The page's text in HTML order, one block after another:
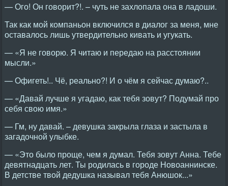
— Ого! Он говорит?!. – чуть не захлопала она в ладоши.
Так как мой компаньон включился в диалог за меня, мне
оставалось лишь утвердительно кивать и угукать.
— «Я не говорю. Я читаю и передаю на расстоянии
мысли.»
— Офигеть!.. Чё, реально?! И о чём я сейчас думаю?..
— «Давай лучше я угадаю, как тебя зовут? Подумай про
себя свою имя.»
— Гм, ну давай. – девушка закрыла глаза и застыла в
загадочной улыбке.
— «Это было проще, чем я думал. Тебя зовут Анна. Тебе
девятнадцать лет. Ты родилась в городе Новоаннинске.
В детстве твой дедушка называл тебя Анюшок...»